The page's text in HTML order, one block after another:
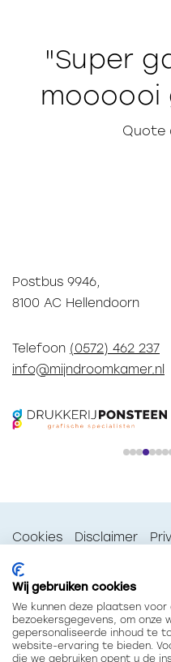
Super
moooooi
Quote
Postbus 9946,
8100 AC Hellendoorn
Telefoon (0572) 462 237
info@mijndroomkamer.nl
Cookies Disclaimer
Wij gebruiken cookies
We kunnen deze plaatsen voor
bezoekersgegevens, om onze
gepersonaliseerde inhoud te
website-ervaring te bieden.
die we gebruiken opent u de